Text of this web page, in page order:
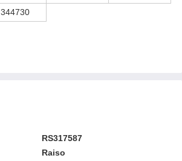
344730
RS317587
Raiso